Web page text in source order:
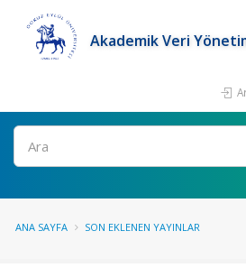
Akademik Veri
Ara
ANA SAYFA SON EKLENEN YAYINLAR